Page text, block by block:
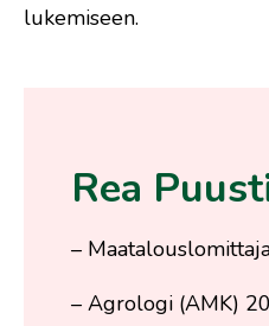
lukemiseen.
Rea
–
– Agrologi (AMK)